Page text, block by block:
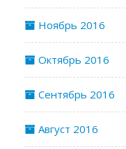
Ноябрь 2016
Октябрь 2016
Сентябрь 2016
Август 2016